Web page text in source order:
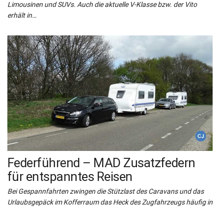
Limousinen und SUVs. Auch die aktuelle V-Klasse bzw. der Vito
erhält in…
Federführend – MAD Zusatzfedern
für entspanntes Reisen
Bei Gespannfahrten zwingen die Stützlast des Caravans und das
Urlaubsgepäck im Kofferraum das Heck des Zugfahrzeugs häufig in